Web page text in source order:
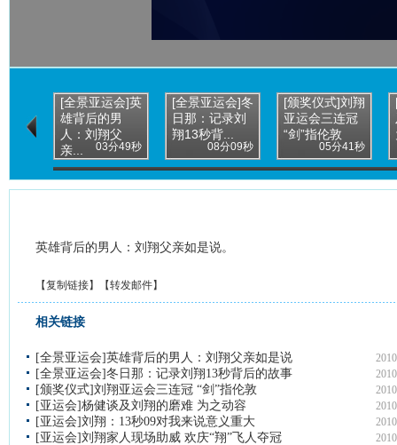
[全景亚运会]英
雄背后的男
人：刘翔父
亲...
03分49秒
[全景亚运会]冬
日那：记录刘
翔13秒背...
08分09秒
[颁奖仪式]刘翔
亚运会三连冠
“剑”指伦敦
05分41秒
英雄背后的男人：刘翔父亲如是说。
【复制链接】【转发邮件】
相关链接
[全景亚运会]英雄背后的男人：刘翔父亲如是说
[全景亚运会]冬日那：记录刘翔13秒背后的故事
[颁奖仪式]刘翔亚运会三连冠 “剑”指伦敦
[亚运会]杨健谈及刘翔的磨难 为之动容
[亚运会]刘翔：13秒09对我来说意义重大
[亚运会]刘翔家人现场助威 欢庆“翔”飞人夺冠